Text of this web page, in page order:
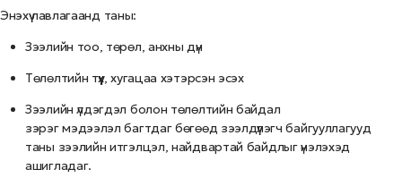
Энэхүү лавлагаанд таны:
Зээлийн тоо, төрөл, анхны дүн
Төлөлтийн түүх, хугацаа хэтэрсэн эсэх
Зээлийн үлдэгдэл болон төлөлтийн байдал
зэрэг мэдээлэл багтдаг бөгөөд зээлдүүлэгч байгууллагууд
таны зээлийн итгэлцэл, найдвартай байдлыг үнэлэхэд
ашигладаг.